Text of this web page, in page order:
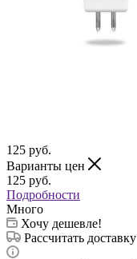
125 руб.
Варианты цен
125 руб.
Подробности
Много
Хочу дешевле!
Рассчитать доставку